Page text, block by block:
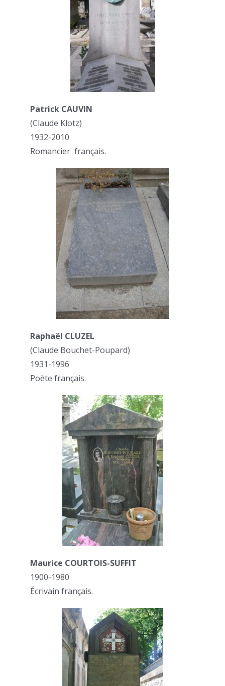
Patrick CAUVIN
(Claude Klotz)
1932-2010
Romancier français.
Raphaël CLUZEL
(Claude Bouchet-Poupard)
1931-1996
Poète français.
Maurice COURTOIS-SUFFIT
1900-1980
Écrivain français.